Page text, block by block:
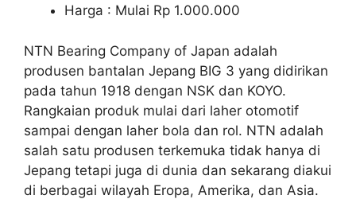
Harga : Mulai Rp 1.000.000
NTN Bearing Company of Japan adalah
produsen bantalan Jepang BIG 3 yang didirikan
pada tahun 1918 dengan NSK dan KOYO.
Rangkaian produk mulai dari laher otomotif
sampai dengan laher bola dan rol. NTN adalah
salah satu produsen terkemuka tidak hanya di
Jepang tetapi juga di dunia dan sekarang diakui
di berbagai wilayah Eropa, Amerika, dan Asia.